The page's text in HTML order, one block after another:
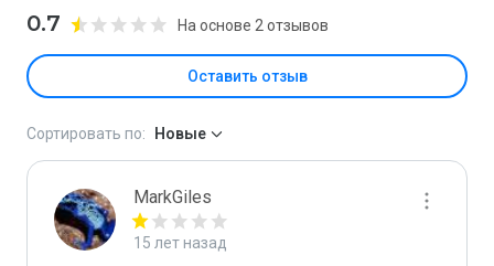
0.7 На основе 2 отзывов
Оставить отзыв
Сортировать по: Новые
MarkGiles
15 лет назад